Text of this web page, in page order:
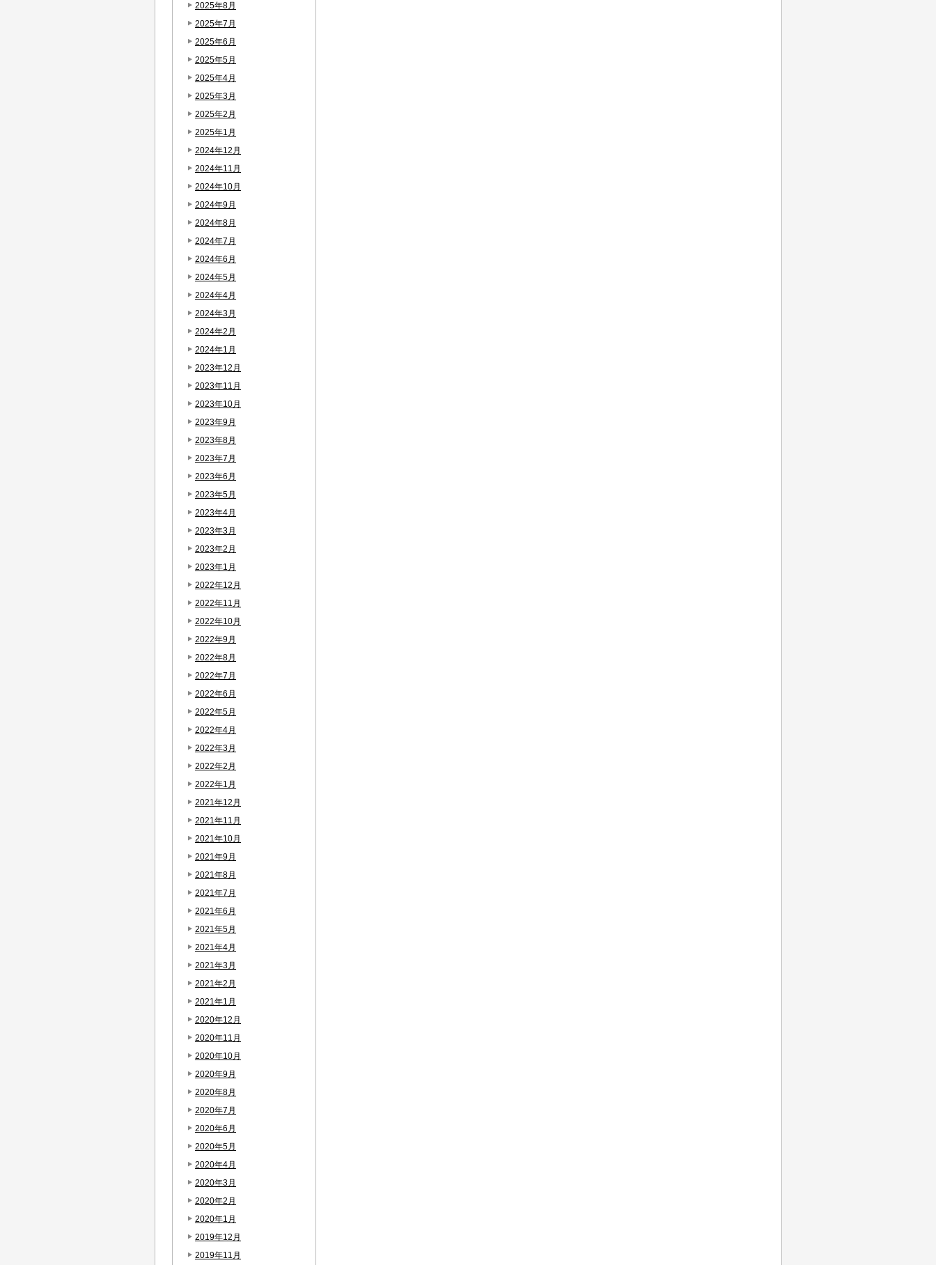
2025年8月
2025年7月
2025年6月
2025年5月
2025年4月
2025年3月
2025年2月
2025年1月
2024年12月
2024年11月
2024年10月
2024年9月
2024年8月
2024年7月
2024年6月
2024年5月
2024年4月
2024年3月
2024年2月
2024年1月
2023年12月
2023年11月
2023年10月
2023年9月
2023年8月
2023年7月
2023年6月
2023年5月
2023年4月
2023年3月
2023年2月
2023年1月
2022年12月
2022年11月
2022年10月
2022年9月
2022年8月
2022年7月
2022年6月
2022年5月
2022年4月
2022年3月
2022年2月
2022年1月
2021年12月
2021年11月
2021年10月
2021年9月
2021年8月
2021年7月
2021年6月
2021年5月
2021年4月
2021年3月
2021年2月
2021年1月
2020年12月
2020年11月
2020年10月
2020年9月
2020年8月
2020年7月
2020年6月
2020年5月
2020年4月
2020年3月
2020年2月
2020年1月
2019年12月
2019年11月